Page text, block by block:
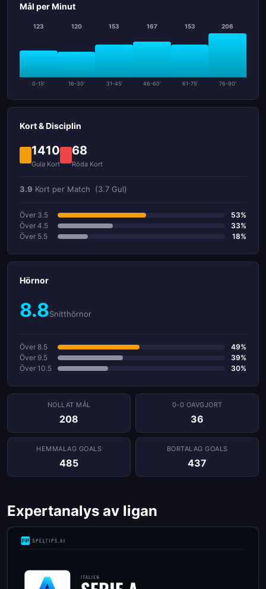
Mål per Minut
123
0-15'
120
16-30'
153
31-45'
167
46-60'
153
61-75'
206
76-90'
Kort & Disciplin
1410
Gula Kort
68
Röda Kort
3.9 Kort per Match (3.7 Gul)
Över 3.5
53%
Över 4.5
33%
Över 5.5
18%
Hörnor
8.8Snitthörnor
Över 8.5
49%
Över 9.5
39%
Över 10.5
30%
NOLLAT ​​MÅL
208
0-0 OAVGJORT
36
HEMMALAG GOALS
485
BORTALAG GOALS
437
Expertanalys av ligan